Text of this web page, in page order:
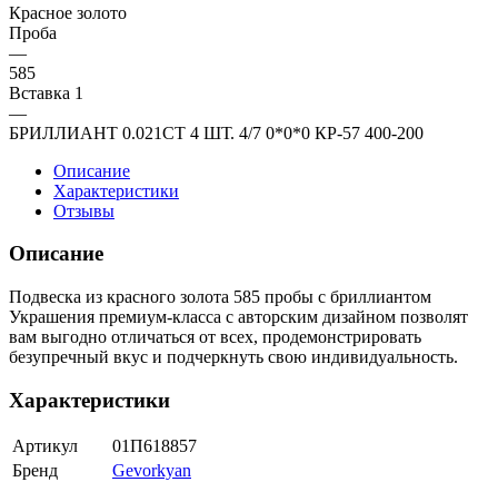
Красное золото
Проба
—
585
Вставка 1
—
БРИЛЛИАНТ 0.021CT 4 ШТ. 4/7 0*0*0 КР-57 400-200
Описание
Характеристики
Отзывы
Описание
Подвеска из красного золота 585 пробы с бриллиантом
Украшения премиум-класса с авторским дизайном позволят
вам выгодно отличаться от всех, продемонстрировать
безупречный вкус и подчеркнуть свою индивидуальность.
Характеристики
Артикул
01П618857
Бренд
Gevorkyan